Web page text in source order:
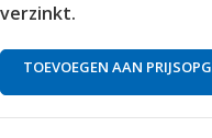
verzinkt.
TOEVOEGEN AAN